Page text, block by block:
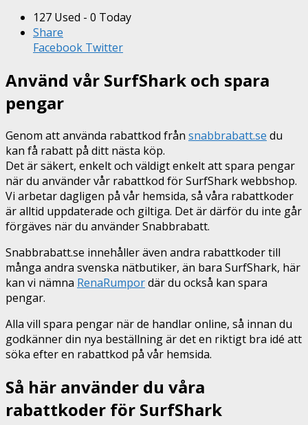
127 Used - 0 Today
Share
Facebook Twitter
Använd vår SurfShark och spara
pengar
Genom att använda rabattkod från snabbrabatt.se du
kan få rabatt på ditt nästa köp.
Det är säkert, enkelt och väldigt enkelt att spara pengar
när du använder vår rabattkod för SurfShark webbshop.
Vi arbetar dagligen på vår hemsida, så våra rabattkoder
är alltid uppdaterade och giltiga. Det är därför du inte går
förgäves när du använder Snabbrabatt.
Snabbrabatt.se innehåller även andra rabattkoder till
många andra svenska nätbutiker, än bara SurfShark, här
kan vi nämna RenaRumpordär du också kan spara
pengar.
Alla vill spara pengar när de handlar online, så innan du
godkänner din nya beställning är det en riktigt bra idé att
söka efter en rabattkod på vår hemsida.
Så här använder du våra
rabattkoder för SurfShark